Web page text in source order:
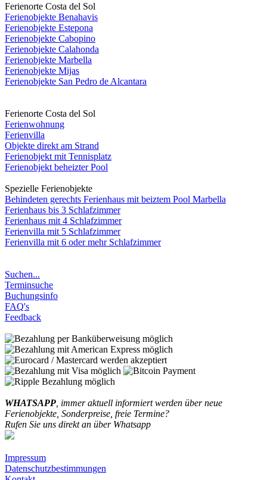
Ferienorte Costa del Sol
Ferienobjekte Benahavis
Ferienobjekte Estepona
Ferienobjekte Cabopino
Ferienobjekte Calahonda
Ferienobjekte Marbella
Ferienobjekte Mijas
Ferienobjekte San Pedro de Alcantara
Ferienorte Costa del Sol
Ferienwohnung
Ferienvilla
Objekte direkt am Strand
Ferienobjekt mit Tennisplatz
Ferienobjekt beheizter Pool
Spezielle Ferienobjekte
Behindeten gerechts Ferienhaus mit beiztem Pool Marbella
Ferienhaus bis 3 Schlafzimmer
Ferienhaus mit 4 Schlafzimmer
Ferienvilla mit 5 Schlafzimmer
Ferienvilla mit 6 oder mehr Schlafzimmer
Suchen...
Terminsuche
Buchungsinfo
FAQ's
Feedback
WHATSAPP , immer aktuell informiert werden über neue
Ferienobjekte, Sonderpreise, freie Termine?
Rufen Sie uns direkt an über Whatsapp
Impressum
Datenschutzbestimmungen